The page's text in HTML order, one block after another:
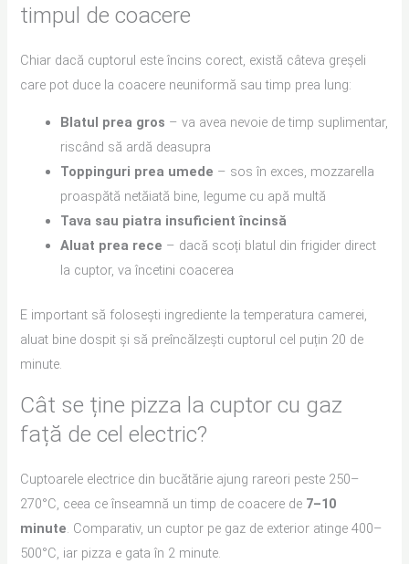
timpul de coacere
Chiar dacă cuptorul este încins corect, există câteva greșeli
care pot duce la coacere neuniformă sau timp prea lung:
Blatul prea gros – va avea nevoie de timp suplimentar,
riscând să ardă deasupra
Toppinguri prea umede – sos în exces, mozzarella
proaspătă netăiată bine, legume cu apă multă
Tava sau piatra insuficient încinsă
Aluat prea rece – dacă scoți blatul din frigider direct
la cuptor, va încetini coacerea
E important să folosești ingrediente la temperatura camerei,
aluat bine dospit și să preîncălzești cuptorul cel puțin 20 de
minute.
Cât se ține pizza la cuptor cu gaz
față de cel electric?
Cuptoarele electrice din bucătărie ajung rareori peste 250–
270°C, ceea ce înseamnă un timp de coacere de 7–10
minute. Comparativ, un cuptor pe gaz de exterior atinge 400–
500°C, iar pizza e gata în 2 minute.